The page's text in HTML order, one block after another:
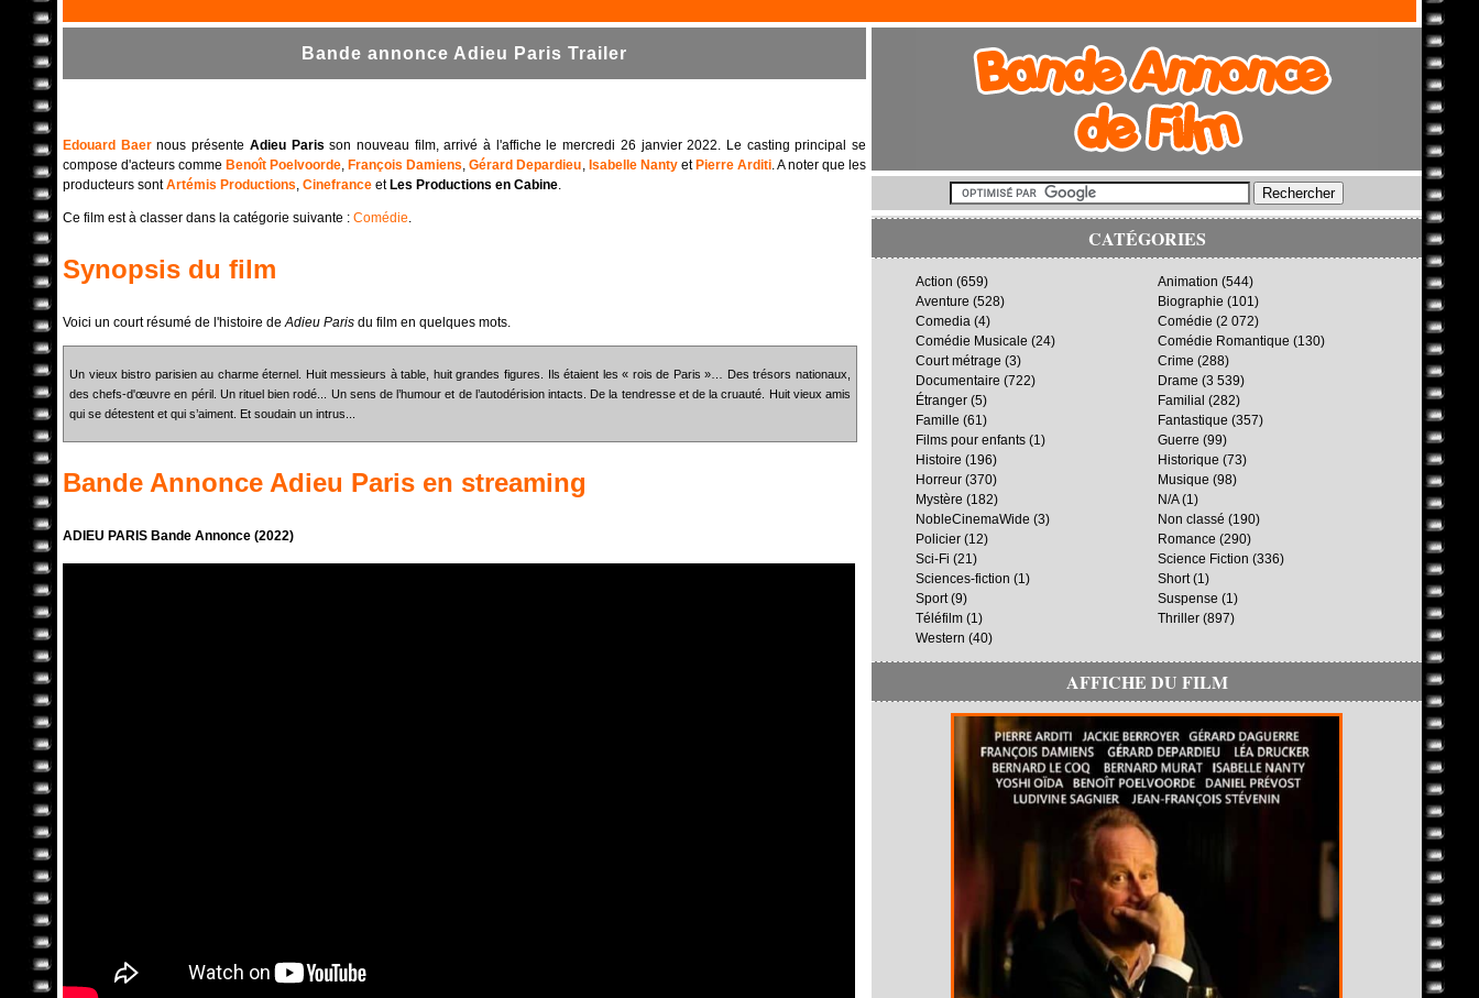
Bande annonce Adieu Paris Trailer
Edouard Baernous présente Adieu Paris son nouveau film, arrivé à l'affiche le mercredi 26 janvier 2022. Le casting principal se
compose d'acteurs comme Benoît Poelvoorde, François Damiens,Gérard Depardieu, Isabelle Nantyet Pierre Arditi. A noter que les
producteurs sontArtémis Productions, Cinefrance et Les Productions en Cabine.
Ce film est à classer dans la catégorie suivante : Comédie.
Synopsis du film
Voici un court résumé de l'histoire deAdieu Paris du film en quelques mots.
Un vieux bistro parisien au charme éternel. Huit messieurs à table, huit grandes figures. Ils étaient les « rois de Paris »… Des trésors nationaux,
des chefs-d'œuvre en péril. Un rituel bien rodé... Un sens de l’humour et de l’autodérision intacts. De la tendresse et de la cruauté. Huit vieux amis
qui se détestent et qui s’aiment. Et soudain un intrus...
Bande Annonce Adieu Paris en streaming
ADIEU PARIS Bande Annonce (2022)
CATÉGORIES
Action (659) Animation (544)
Aventure (528) Biographie (101)
Comedia (4) Comédie (2 072)
Comédie Musicale (24) Comédie Romantique (130)
Court métrage (3) Crime (288)
Documentaire (722) Drame (3 539)
Étranger (5) Familial (282)
Famille (61) Fantastique (357)
Films pour enfants (1) Guerre (99)
Histoire (196) Historique (73)
Horreur (370) Musique (98)
Mystère (182) N/A(1)
NobleCinemaWide (3) Non classé (190)
Policier (12) Romance (290)
Sci-Fi (21) Science Fiction (336)
Sciences-fiction (1) Short(1)
Sport(9) Suspense (1)
Téléfilm (1) Thriller (897)
Western (40)
AFFICHE DU FILM